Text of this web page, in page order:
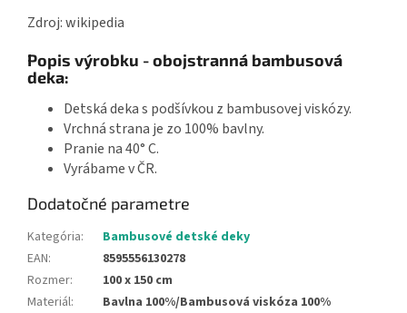
Zdroj: wikipedia
Popis výrobku - obojstranná bambusová
deka:
Detská deka s podšívkou z bambusovej viskózy.
Vrchná strana je zo 100% bavlny.
Pranie na 40° C.
Vyrábame v ČR.
Dodatočné parametre
Kategória:
Bambusové detské deky
EAN:
8595556130278
Rozmer:
100 x 150 cm
Materiál:
Bavlna 100%/Bambusová viskóza 100%